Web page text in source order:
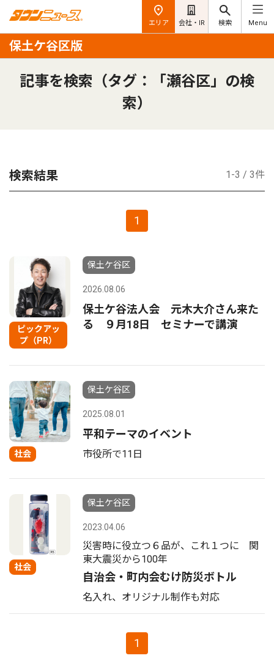
エリア 会社・IR 検索 Menu
保土ケ谷区版
記事を検索（タグ：「瀬谷区」の検
索）
検索結果 1-3 / 3件
1
ピックアッ
プ（PR）
保土ケ谷区
2026.08.06
保土ケ谷法人会 元木大介さん来た
る ９月18日 セミナーで講演
社会
保土ケ谷区
2025.08.01
平和テーマのイベント
市役所で11日
社会
保土ケ谷区
2023.04.06
災害時に役立つ６品が、これ１つに 関
東大震災から100年
自治会・町内会むけ防災ボトル
名入れ、オリジナル制作も対応
1